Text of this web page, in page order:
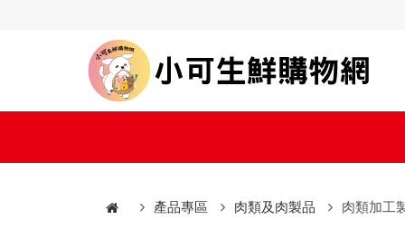
產品專區 肉類及肉製品 肉類加工